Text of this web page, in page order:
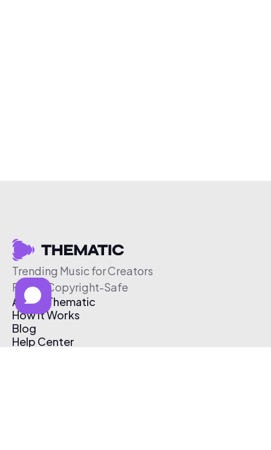
Trending Music for Creators
Free & Copyright-Safe
About Thematic
How It Works
Blog
Help Center